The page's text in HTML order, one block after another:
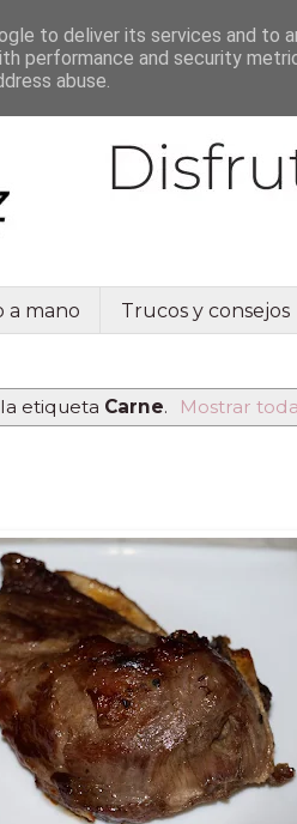
a mano Trucos y consejos
etiqueta Carne. Mostrar
to deliver its services and to
performance and security
abuse.